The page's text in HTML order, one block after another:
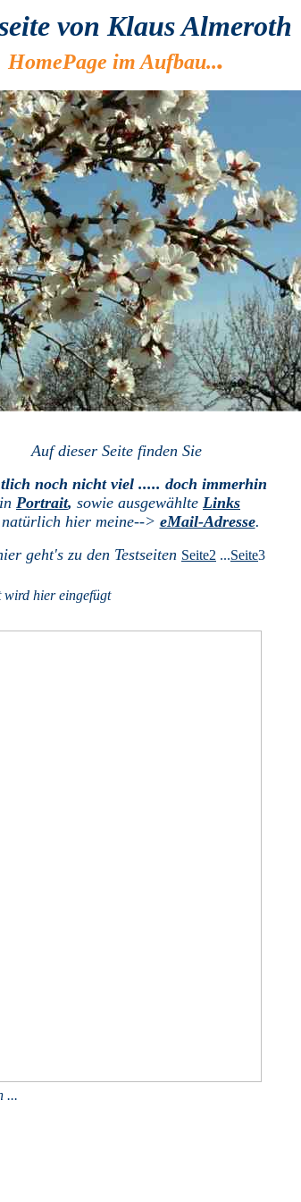
von Klaus Almeroth
HomePage im Aufbau...
Auf dieser Seite finden Sie
noch nicht viel ..... doch immerhin
Portrait, sowie ausgewählte Links
natürlich hier meine--> eMail-Adresse.
geht's zu den Testseiten Seite2 ...Seite3
wird hier eingefügt
...